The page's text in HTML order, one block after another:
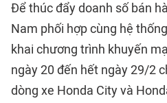
Để thúc đẩy doanh số bán
Nam phối hợp cùng hệ
khai chương trình khuyến
ngày 20 đến hết ngày 29/2
dòng xe Honda City và